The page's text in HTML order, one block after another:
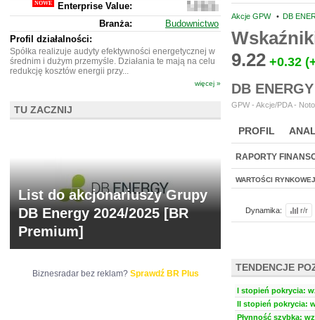
Akcje GPW • DB
9.22 +0.32
DB
GPW - Akcje/PDA -
PROFIL
BR LAB
RAPORTY
WARTOŚCI RYNKOWEJ
Dynamika: r/r
TENDENCJE
I stopień pokrycia:
II stopień pokrycia:
Płynność szybka:
Enterprise Value:
55
169
961
Branża:
Budownictwo
Profil działalności:
Spółka realizuje audyty efektywności energetycznej w
średnim i dużym przemyśle. Działania te mają na celu
redukcję kosztów energii przy...
więcej »
TU ZACZNIJ
List do akcjonariuszy Grupy
DB Energy 2024/2025 [BR
Premium]
Biznesradar bez reklam? Sprawdź BR Plus